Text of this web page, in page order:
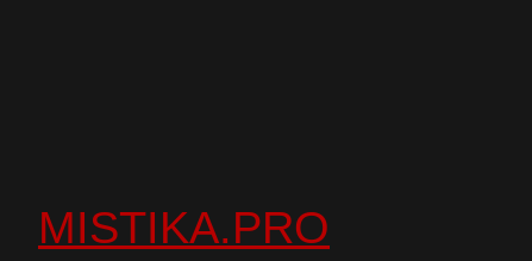
MISTIKA.PRO